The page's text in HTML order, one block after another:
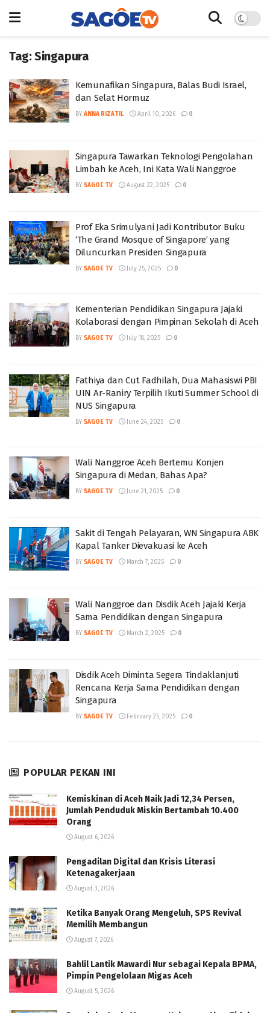
Tag:Singapura
Kemunafikan Singapura, Balas Budi Israel,
dan Selat Hormuz
BY ANNA RIZATIL April 10, 2026 0
Singapura Tawarkan Teknologi Pengolahan
Limbah ke Aceh, Ini Kata Wali Nanggroe
BY SAGOE TV August 22, 2025 0
Prof Eka Srimulyani Jadi Kontributor Buku
‘The Grand Mosque of Singapore’ yang
Diluncurkan Presiden Singapura
BY SAGOE TV July 25, 2025 0
Kementerian Pendidikan Singapura Jajaki
Kolaborasi dengan Pimpinan Sekolah di Aceh
BY SAGOE TV July 18, 2025 0
Fathiya dan Cut Fadhilah, Dua Mahasiswi PBI
UIN Ar-Raniry Terpilih Ikuti Summer School di
NUS Singapura
BY SAGOE TV June 24, 2025 0
Wali Nanggroe Aceh Bertemu Konjen
Singapura di Medan, Bahas Apa?
BY SAGOE TV June 21, 2025 0
Sakit di Tengah Pelayaran, WN Singapura ABK
Kapal Tanker Dievakuasi ke Aceh
BY SAGOE TV March 7, 2025 0
Wali Nanggroe dan Disdik Aceh Jajaki Kerja
Sama Pendidikan dengan Singapura
BY SAGOE TV March 2, 2025 0
Disdik Aceh Diminta Segera Tindaklanjuti
Rencana Kerja Sama Pendidikan dengan
Singapura
BY SAGOE TV February 25, 2025 0
POPULAR PEKAN INI
Kemiskinan di Aceh Naik Jadi 12,34 Persen,
Jumlah Penduduk Miskin Bertambah 10.400
Orang
August 6, 2026
Pengadilan Digital dan Krisis Literasi
Ketenagakerjaan
August 3, 2026
Ketika Banyak Orang Mengeluh, SPS Revival
Memilih Membangun
August 7, 2026
Bahlil Lantik Mawardi Nur sebagai Kepala BPMA,
Pimpin Pengelolaan Migas Aceh
August 5, 2026